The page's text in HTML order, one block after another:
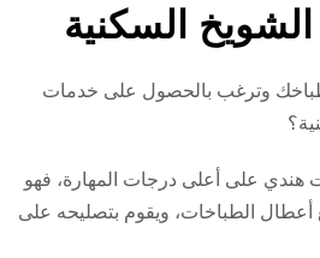
السكنية
وترغب بالحصول على خدمات
هندي على أعلى درجات المهارة، فهو
الطباخات، ويقوم بتصليحه على